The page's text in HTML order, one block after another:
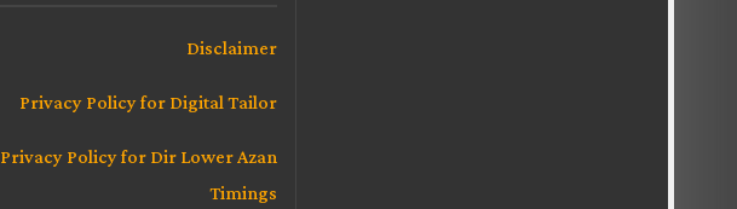
Disclaimer
Privacy Policy for Digital Tailor
Privacy Policy for Dir Lower Azan
Timings